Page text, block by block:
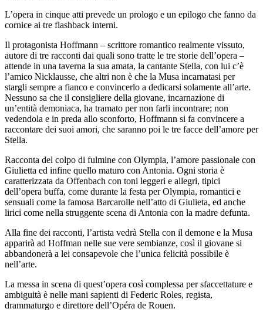
L’opera in cinque atti prevede un prologo e un epilogo che fanno da
cornice ai tre flashback interni.
Il protagonista Hoffmann – scrittore romantico realmente vissuto,
autore di tre racconti dai quali sono tratte le tre storie dell’opera –
attende in una taverna la sua amata, la cantante Stella, con lui c’è
l’amico Nicklausse, che altri non è che la Musa incarnatasi per
stargli sempre a fianco e convincerlo a dedicarsi solamente all’arte.
Nessuno sa che il consigliere della giovane, incarnazione di
un’entità demoniaca, ha tramato per non farli incontrare; non
vedendola e in preda allo sconforto, Hoffmann si fa convincere a
raccontare dei suoi amori, che saranno poi le tre facce dell’amore per
Stella.
Racconta del colpo di fulmine con Olympia, l’amore passionale con
Giulietta ed infine quello maturo con Antonia. Ogni storia è
caratterizzata da Offenbach con toni leggeri e allegri, tipici
dell’opera buffa, come durante la festa per Olympia, romantici e
sensuali come la famosa Barcarolle nell’atto di Giulieta, ed anche
lirici come nella struggente scena di Antonia con la madre defunta.
Alla fine dei racconti, l’artista vedrà Stella con il demone e la Musa
apparirà ad Hoffman nelle sue vere sembianze, così il giovane si
abbandonerà a lei consapevole che l’unica felicità possibile è
nell’arte.
La messa in scena di quest’opera così complessa per sfaccettature e
ambiguità è nelle mani sapienti di Federic Roles, regista,
drammaturgo e direttore dell’Opéra de Rouen.